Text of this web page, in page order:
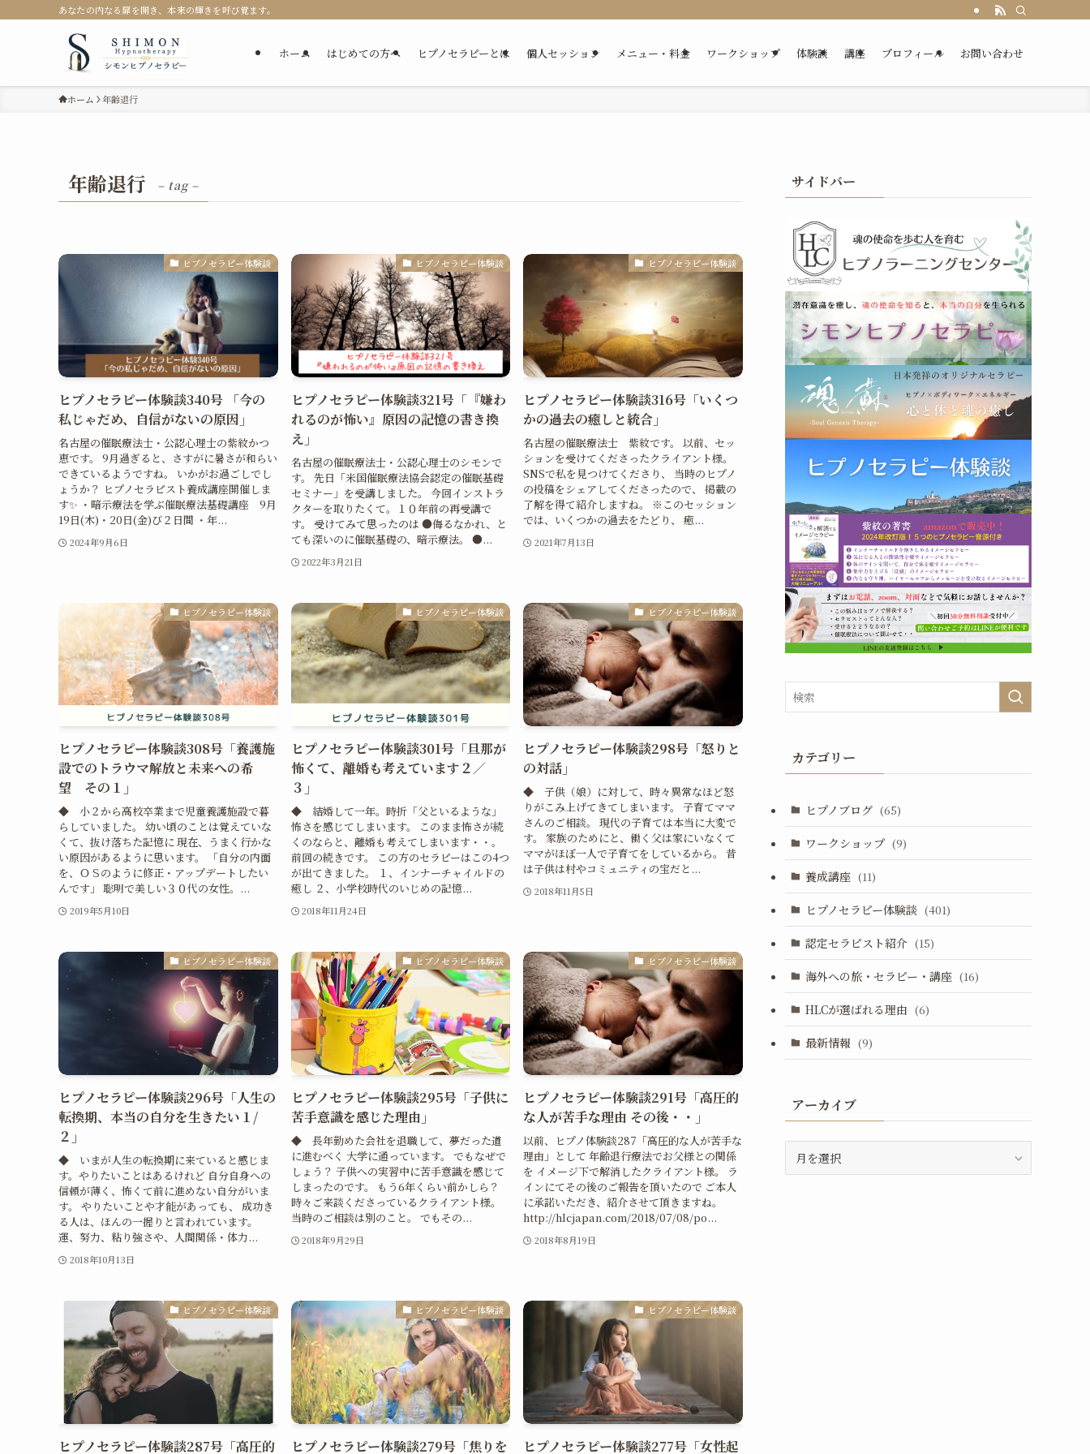
あなたの内なる扉を開き、本来の輝きを呼び覚ます。
ホーム はじめての方へ ヒプノセラピーとは 個人セッション メニュー・料金 ワークショップ 体験談 講座 プロフィール お問い合わせ
ホーム 年齢退行
年齢退行 – tag –
ヒプノセラピー体験談
ヒプノセラピー体験談340号 「今の
私じゃだめ、自信がないの原因」
名古屋の催眠療法士・公認心理士の紫紋かつ
恵です。 9月過ぎると、さすがに暑さが和らい
できているようですね。 いかがお過ごしでし
ょうか？ ヒプノセラピスト養成講座開催しま
す✨ ・暗示療法を学ぶ催眠療法基礎講座 9月
19日(木)・20日(金)び２日間 ・年...
2024年9月6日
ヒプノセラピー体験談
ヒプノセラピー体験談321号「『嫌わ
れるのが怖い』原因の記憶の書き換
え」
名古屋の催眠療法士・公認心理士のシモンで
す。 先日「米国催眠療法協会認定の催眠基礎
セミナー」を受講しました。 今回インストラ
クターを取りたくて。１０年前の再受講で
す。 受けてみて思ったのは ●侮るなかれ、と
ても深いのに催眠基礎の、暗示療法。 ●...
2022年3月21日
ヒプノセラピー体験談
ヒプノセラピー体験談316号「いくつ
かの過去の癒しと統合」
名古屋の催眠療法士 紫紋です。 以前、セッ
ションを受けてくださったクライアント様。
SNSで私を見つけてくださり、 当時のヒプノ
の投稿をシェアしてくださったので、 掲載の
了解を得て紹介しますね。 ※このセッション
では、いくつかの過去をたどり、 癒...
2021年7月13日
ヒプノセラピー体験談
ヒプノセラピー体験談308号「養護施
設でのトラウマ解放と未来への希
望 その１」
◆ 小２から高校卒業まで児童養護施設で暮
らしていました。 幼い頃のことは覚えていな
くて、抜け落ちた記憶に 現在、うまく行かな
い原因があるように思います。 「自分の内面
を、ＯＳのように修正・アップデートしたい
んです」 聡明で美しい３０代の女性。...
2019年5月10日
ヒプノセラピー体験談
ヒプノセラピー体験談301号「旦那が
怖くて、離婚も考えています２／
３」
◆ 結婚して一年。時折「父といるような」
怖さを感じてしまいます。 このまま怖さが続
くのならと、離婚も考えてしまいます・・。
前回の続きです。 この方のセラピーはこの4つ
が出てきました。 １、インナーチャイルドの
癒し ２、小学校時代のいじめの記憶...
2018年11月24日
ヒプノセラピー体験談
ヒプノセラピー体験談298号「怒りと
の対話」
◆ 子供（娘）に対して、時々異常なほど怒
りがこみ上げてきてしまいます。 子育てママ
さんのご相談。 現代の子育ては本当に大変で
す。 家族のためにと、働く父は家にいなくて
ママがほぼ一人で子育てをしているから。 昔
は子供は村やコミュニティの宝だと...
2018年11月5日
ヒプノセラピー体験談
ヒプノセラピー体験談296号「人生の
転換期、本当の自分を生きたい１/
２」
◆ いまが人生の転換期に来ていると感じま
す。やりたいことはあるけれど 自分自身への
信頼が薄く、怖くて前に進めない自分がいま
す。 やりたいことや才能があっても、 成功き
る人は、ほんの一握りと言われています。
運、努力、粘り強さや、人間関係・体力...
2018年10月13日
ヒプノセラピー体験談
ヒプノセラピー体験談295号「子供に
苦手意識を感じた理由」
◆ 長年勤めた会社を退職して、夢だった道
に進むべく 大学に通っています。 でもなぜで
しょう？ 子供への実習中に苦手意識を感じて
しまったのです。 もう6年くらい前かしら？
時々ご来談くださっているクライアント様。
当時のご相談は別のこと。 でもその...
2018年9月29日
ヒプノセラピー体験談
ヒプノセラピー体験談291号「高圧的
な人が苦手な理由 その後・・」
以前、ヒプノ体験談287「高圧的な人が苦手な
理由」として 年齢退行療法でお父様との関係
を イメージ下で解消したクライアント様。 ラ
インにてその後のご報告を頂いたので ご本人
に承諾いただき、紹介させて頂きますね。
http://hlcjapan.com/2018/07/08/po...
2018年8月19日
ヒプノセラピー体験談
ヒプノセラピー体験談287号「高圧的
ヒプノセラピー体験談
ヒプノセラピー体験談279号「焦りを
ヒプノセラピー体験談
ヒプノセラピー体験談277号「女性起
サイドバー
カテゴリー
ヒプノブログ (65)
ワークショップ (9)
養成講座 (11)
ヒプノセラピー体験談 (401)
認定セラピスト紹介 (15)
海外への旅・セラピー・講座 (16)
HLCが選ばれる理由 (6)
最新情報 (9)
アーカイブ